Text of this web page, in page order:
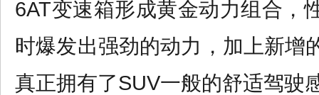
6AT变速箱形成黄金动力组合，
时爆发出强劲的动力，加上新增
真正拥有了SUV一般的舒适驾驶